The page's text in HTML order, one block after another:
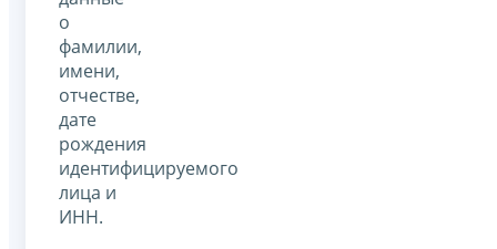
о
фамилии,
имени,
отчестве,
дате
рождения
идентифицируемого
лица и
ИНН.